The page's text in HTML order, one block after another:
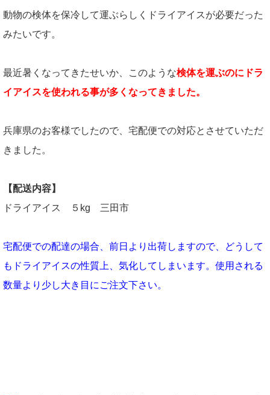
動物の検体を保冷して運ぶらしくドライアイスが必要だった
みたいです。
最近暑くなってきたせいか、このような検体を運ぶのにドラ
イアイスを使われる事が多くなってきました。
兵庫県のお客様でしたので、宅配便での対応とさせていただ
きました。
【配送内容】
ドライアイス ５kg 三田市
宅配便での配達の場合、前日より出荷しますので、どうして
もドライアイスの性質上、気化してしまいます。使用される
数量より少し大き目にご注文下さい。